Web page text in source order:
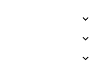


